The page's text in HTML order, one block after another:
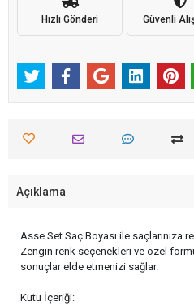
Hızlı Gönderi Güvenli
Açıklama
Asse Set Saç Boyası ile saçlarınıza
Zengin renk seçenekleri ve özel
sonuçlar elde etmenizi sağlar.
Kutu İçeriği: